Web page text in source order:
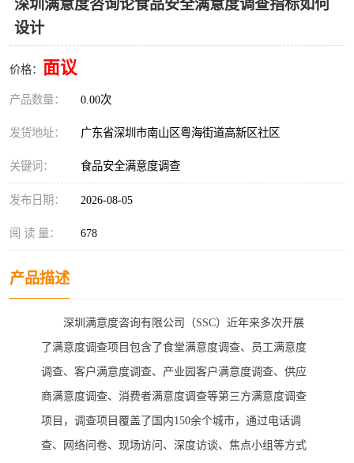
深圳满意度咨询论食品安全满意度调查指标如何
设计
价格： 面议
产品数量： 0.00次
发货地址： 广东省深圳市南山区粤海街道高新区社区
关键词： 食品安全满意度调查
发布日期： 2026-08-05
阅 读 量： 678
产品描述
深圳满意度咨询有限公司（SSC）近年来多次开展
了满意度调查项目包含了食堂满意度调查、员工满意度
调查、客户满意度调查、产业园客户满意度调查、供应
商满意度调查、消费者满意度调查等第三方满意度调查
项目，调查项目覆盖了国内150余个城市，通过电话调
查、网络问卷、现场访问、深度访谈、焦点小组等方式